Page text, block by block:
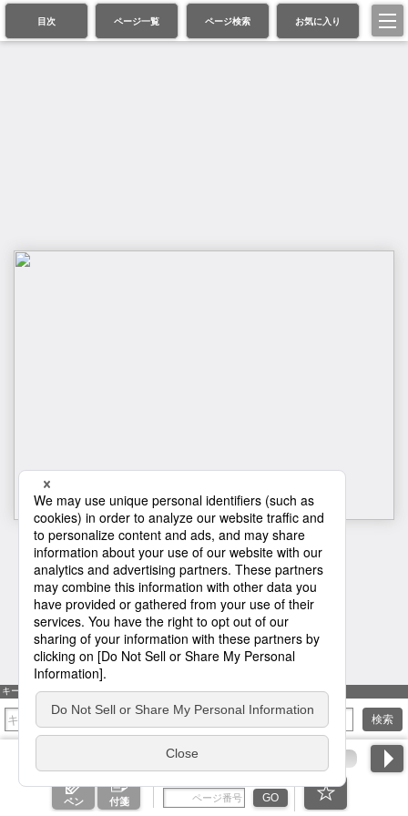
目次 ページ一覧 ページ検索 お気に入り
H1
キーワード検索
検索
ペン 付箋 GO